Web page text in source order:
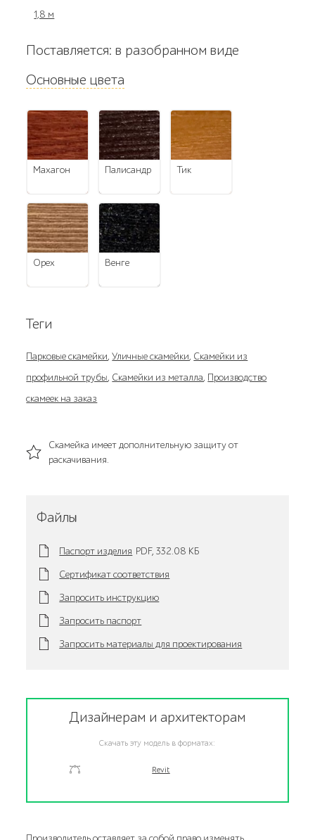
1,8 м
Поставляется: в разобранном виде
Основные цвета
махагон палисандр тик
орех венге
Теги
Парковые скамейки,Уличные скамейки, Скамейки из
профильной трубы, Скамейки из металла, Производство
скамеек на заказ
Скамейка имеет дополнительную защиту от
раскачивания.
Файлы
Паспорт изделия PDF, 332.08 KБ
Сертификат соответствия
Запросить инструкцию
Запросить паспорт
Запросить материалы для проектирования
Дизайнерам и архитекторам
Скачать эту модель в форматах:
Revit